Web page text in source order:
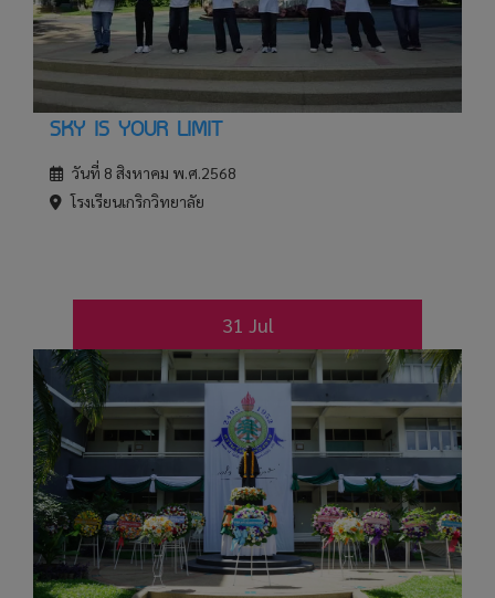
SKY IS YOUR LIMIT
วันที่ 8 สิงหาคม พ.ศ.2568
โรงเรียนเกริกวิทยาลัย